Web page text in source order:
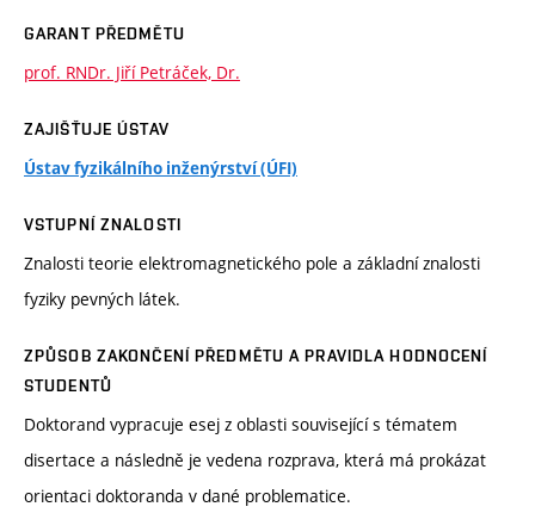
GARANT PŘEDMĚTU
prof. RNDr. Jiří Petráček, Dr.
ZAJIŠŤUJE ÚSTAV
Ústav fyzikálního inženýrství (ÚFI)
VSTUPNÍ ZNALOSTI
Znalosti teorie elektromagnetického pole a základní znalosti
fyziky pevných látek.
ZPŮSOB ZAKONČENÍ PŘEDMĚTU A PRAVIDLA HODNOCENÍ
STUDENTŮ
Doktorand vypracuje esej z oblasti související s tématem
disertace a následně je vedena rozprava, která má prokázat
orientaci doktoranda v dané problematice.